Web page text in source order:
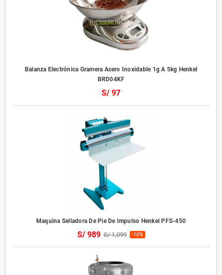
Balanza Electrónica Gramera Acero Inoxidable 1g A 5kg Henkel
BRD04KF
S/ 97
Maquina Selladora De Pie De Impulso Henkel PFS-450
S/ 989 S/ 1,099 -10%